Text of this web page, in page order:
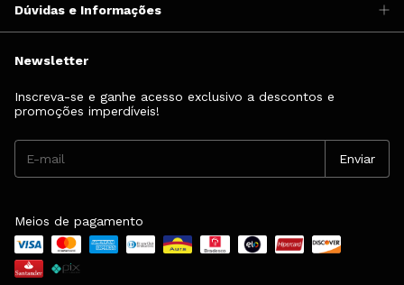
Dúvidas e Informações
Newsletter
Inscreva-se e ganhe acesso exclusivo a descontos e
promoções imperdíveis!
Meios de pagamento